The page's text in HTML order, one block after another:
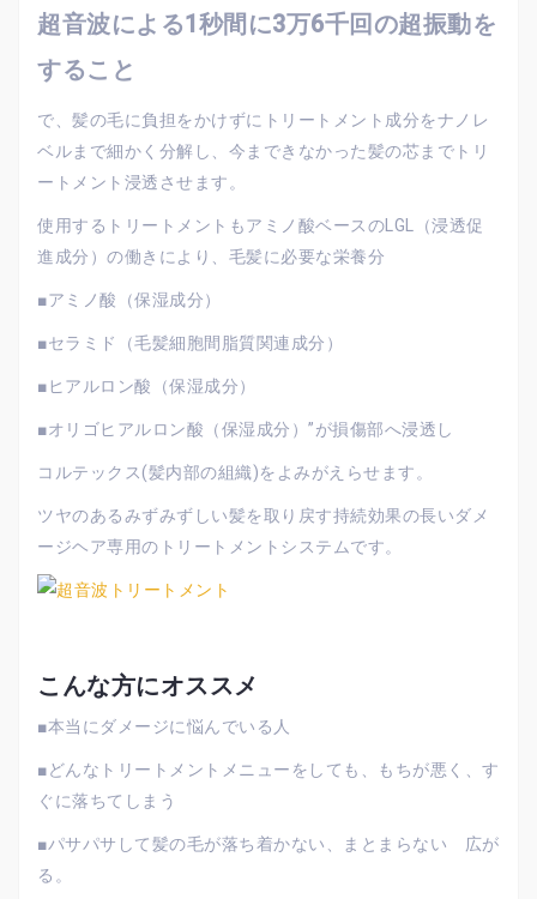
超音波による1秒間に3万6千回の超振動を
すること
で、髪の毛に負担をかけずにトリートメント成分をナノレ
ベルまで細かく分解し、今まできなかった髪の芯までトリ
ートメント浸透させます。
使用するトリートメントもアミノ酸ベースのLGL（浸透促
進成分）の働きにより、毛髪に必要な栄養分
■アミノ酸（保湿成分）
■セラミド（毛髪細胞間脂質関連成分）
■ヒアルロン酸（保湿成分）
■オリゴヒアルロン酸（保湿成分）”が損傷部へ浸透し
コルテックス(髪内部の組織)をよみがえらせます。
ツヤのあるみずみずしい髪を取り戻す持続効果の長いダメ
ージヘア専用のトリートメントシステムです。
こんな方にオススメ
■本当にダメージに悩んでいる人
■どんなトリートメントメニューをしても、もちが悪く、す
ぐに落ちてしまう
■パサパサして髪の毛が落ち着かない、まとまらない 広が
る。